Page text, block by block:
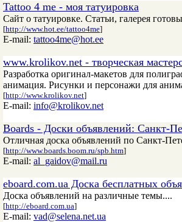
Tattoo 4 me - моя татуировка
Сайт о татуировке. Статьи, галерея
[http://www.hot.ee/tattoo4me]
E-mail: tattoo4me@hot.ee
www.krolikov.net - творческая
Разработка оригинал-макетов для
анимация. Рисунки и персонажи для
[http://www.krolikov.net]
E-mail: info@krolikov.net
Boards - Доски объявлений: Санкт-
Отличная доска объявлений по Санкт-
[http://www.boards.boom.ru/spb.htm]
E-mail: al_gaidov@mail.ru
eboard.com.ua Доска бесплатных
Доска объявлений на различные темы....
[http://eboard.com.ua]
E-mail: vad@selena.net.ua